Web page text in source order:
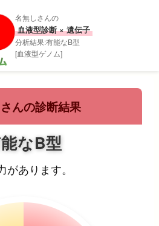
名無しさんの
血液型診断 × 遺伝子
分析結果:有能なB型
[血液型ゲノム]
んの診断結果
なB型
があります。